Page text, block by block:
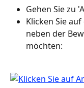
Gehen Sie zu
Klicken Sie
neben der
möchten: